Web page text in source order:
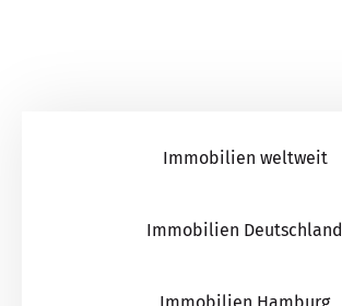
Immobilien weltweit
Immobilien Deutschland